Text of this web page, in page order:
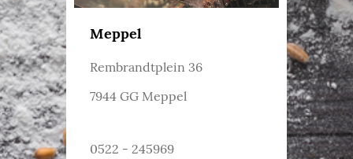
Meppel
Rembrandtplein 36
7944 GG Meppel
0522 - 245969